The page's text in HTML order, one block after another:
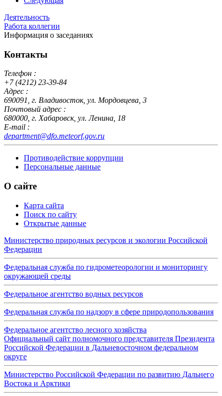
Деятельность
Работа коллегии
Информация о заседаниях
Контакты
Телефон :
+7 (4212) 23-39-84
Адрес :
690091, г. Владивосток, ул. Мордовцева, 3
Почтовый адрес :
680000, г. Хабаровск, ул. Ленина, 18
E-mail :
department@dfo.meteorf.gov.ru
Противодействие коррупции
Персональные данные
О сайте
Карта сайта
Поиск по сайту
Открытые данные
Министерство природных ресурсов и экологии Российской
Федерации
Федеральная служба по гидрометеорологии и мониторингу
окружающей среды
Федеральное агентство водных ресурсов
Федеральная служба по надзору в сфере природопользования
Федеральное агентство лесного хозяйства
Официальный сайт полномочного представителя Президента
Российской Федерации в Дальневосточном федеральном
округе
Министерство Российской Федерации по развитию Дальнего
Востока и Арктики